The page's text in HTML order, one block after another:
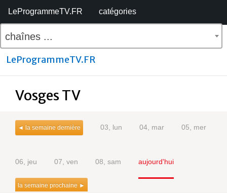
LeProgrammeTV.FR catégories
chaînes ...
LeProgrammeTV.FR
Vosges TV
◄ la semaine dernière 03, lun 04, mar 05, mer
06, jeu 07, ven 08, sam aujourd'hui
la semaine prochaine ►